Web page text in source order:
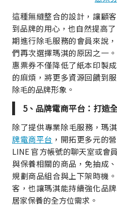
這種無縫整合的設計，讓顧
到品牌的用心，也自然提高了
期進行除毛服務的會員來說
們再次選擇瑪淇的原因之一
惠票券不僅降低了紙本印製
的麻煩，將更多資源回饋到
除毛的品牌形象。
5、品牌電商平台：打造
除了提供專業除毛服務，瑪
牌電商平台 ，開拓更多元的
LINE 官方帳號的聊天室或會
與保養相關的商品，免抽成
規劃商品組合與上下架時機
客，也讓瑪淇能持續強化品
居家保養的全方位需求。